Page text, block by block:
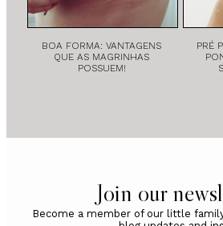
BOA FORMA: VANTAGENS
QUE AS MAGRINHAS
POSSUEM!
PRÉ
Join our
Become a member of our little